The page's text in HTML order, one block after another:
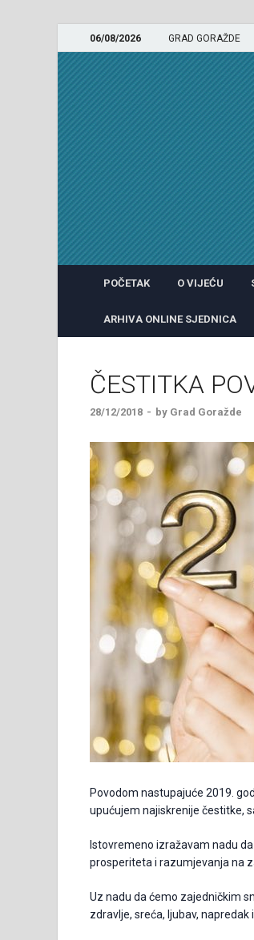
06/08/2026 GRAD GORAŽDE
GRADSKO
POČETAK O VIJEĆU
ARHIVA ONLINE SJEDNICA
ČESTITKA
28/12/2018 - by Grad Goražde
Povodom nastupajuće 2019.
upućujem najiskrenije čestitke,
Istovremeno izražavam nadu
prosperiteta i razumjevanja na
Uz nadu da ćemo zajedničkim
zdravlje, sreća, ljubav, napredak